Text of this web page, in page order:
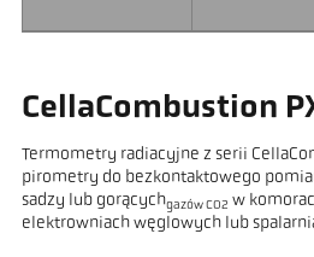
CellaCombustion
Termometry radiacyjne z serii
pirometry do bezkontaktowego
sadzy lub gorącychgazów CO2 w
elektrowniach węglowych lub